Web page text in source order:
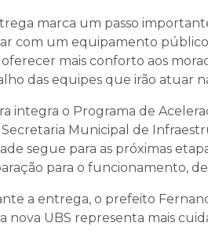
marca um passo
com um equipamento público
oferecer mais conforto aos
das equipes que irão atuar
integra o Programa de
Municipal de
segue para as próximas
para o funcionamento,
a entrega, o prefeito
nova UBS representa mais